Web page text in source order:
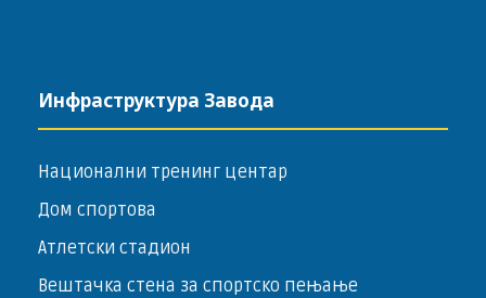
Инфраструктура Завода
Национални тренинг центар
Дом спортова
Атлетски стадион
Вештачка стена за спортско пењање